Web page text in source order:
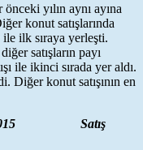
yılın aynı ayına
konut satışlarında
ilk sıraya yerleşti.
satışların payı
ile ikinci sırada yer aldı.
Diğer konut satışının en
2015 Satış